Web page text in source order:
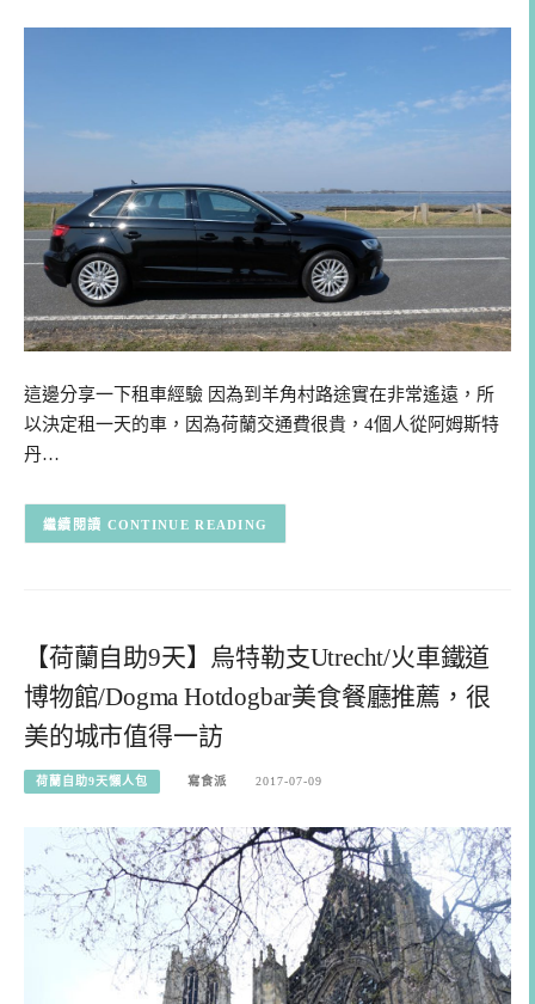
這邊分享一下租車經驗 因為到羊角村路途實在非常遙遠，所
以決定租一天的車，因為荷蘭交通費很貴，4個人從阿姆斯特
丹…
CONTINUE READING
【荷蘭自助9天】烏特勒支Utrecht/火車鐵道
博物館/Dogma Hotdogbar美食餐廳推薦，很
美的城市值得一訪
荷蘭自助9天懶人包 寫食派 2017-07-09